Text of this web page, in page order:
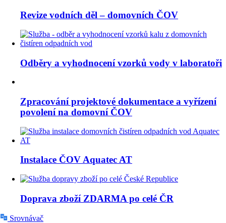
Revize vodních děl – domovních ČOV
Odběry a vyhodnocení vzorků vody v laboratoři
Zpracování projektové dokumentace a vyřízení
povolení na domovní ČOV
Instalace ČOV Aquatec AT
Doprava zboží ZDARMA po celé ČR
Srovnávač